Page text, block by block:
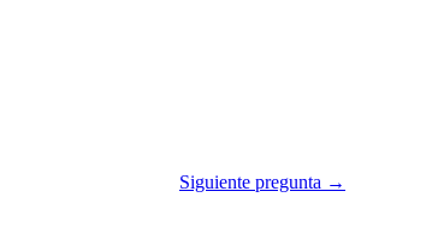
Siguiente pregunta →